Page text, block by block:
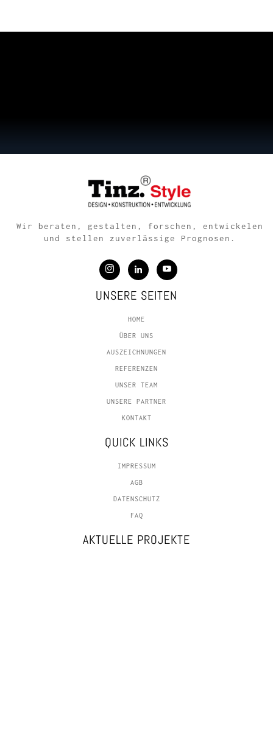
Wir beraten, gestalten, forschen, entwickelen
und stellen zuverlässige Prognosen.
UNSERE SEITEN
HOME
ÜBER UNS
AUSZEICHNUNGEN
REFERENZEN
UNSER TEAM
UNSERE PARTNER
KONTAKT
QUICK LINKS
IMPRESSUM
AGB
DATENSCHUTZ
FAQ
AKTUELLE PROJEKTE